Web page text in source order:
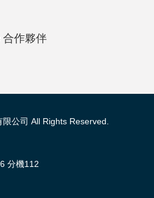
合作夥伴
公司 All Rights Reserved.
分機112